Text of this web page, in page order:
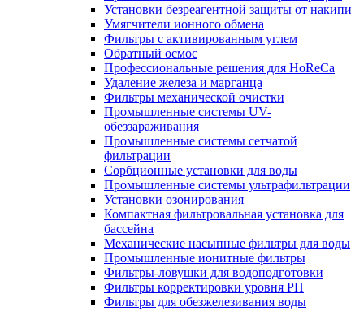
Установки безреагентной защиты от накипи
Умягчители ионного обмена
Фильтры с активированным углем
Обратный осмос
Профессиональные решения для HoReCa
Удаление железа и марганца
Фильтры механической очистки
Промышленные системы UV-
обеззараживания
Промышленные системы сетчатой
фильтрации
Сорбционные установки для воды
Промышленные системы ультрафильтрации
Установки озонирования
Компактная фильтровальная установка для
бассейна
Механические насыпные фильтры для воды
Промышленные ионитные фильтры
Фильтры-ловушки для водоподготовки
Фильтры корректировки уровня PH
Фильтры для обезжелезивания воды